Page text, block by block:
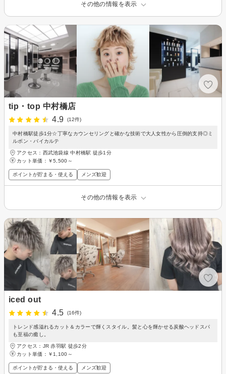
その他の情報を表示
tip・top 中村橋店
4.9
(12件)
中村橋駅徒歩1分☆丁寧なカウンセリングと確かな技術で大人女性から圧倒的支持◎ミ
ルボン・バイカルテ
アクセス：西武池袋線 中村橋駅 徒歩1分
カット単価： ￥5,500～
ポイントが貯まる・使える メンズ歓迎
その他の情報を表示
iced out
4.5
(16件)
トレンド感溢れるカット＆カラーで輝くスタイル。髪と心を輝かせる炭酸ヘッドスパ
も至福の癒し。
アクセス：JR 赤羽駅 徒歩2分
カット単価： ￥1,100～
ポイントが貯まる・使える メンズ歓迎